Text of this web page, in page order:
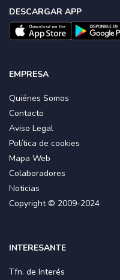
DESCARGAR APP
EMPRESA
Quiénes Somos
Contacto
Aviso Legal
Política de cookies
Mapa Web
Colaboradores
Noticias
Copyright © 2009-2024
INTERESANTE
Tfn. de Interés